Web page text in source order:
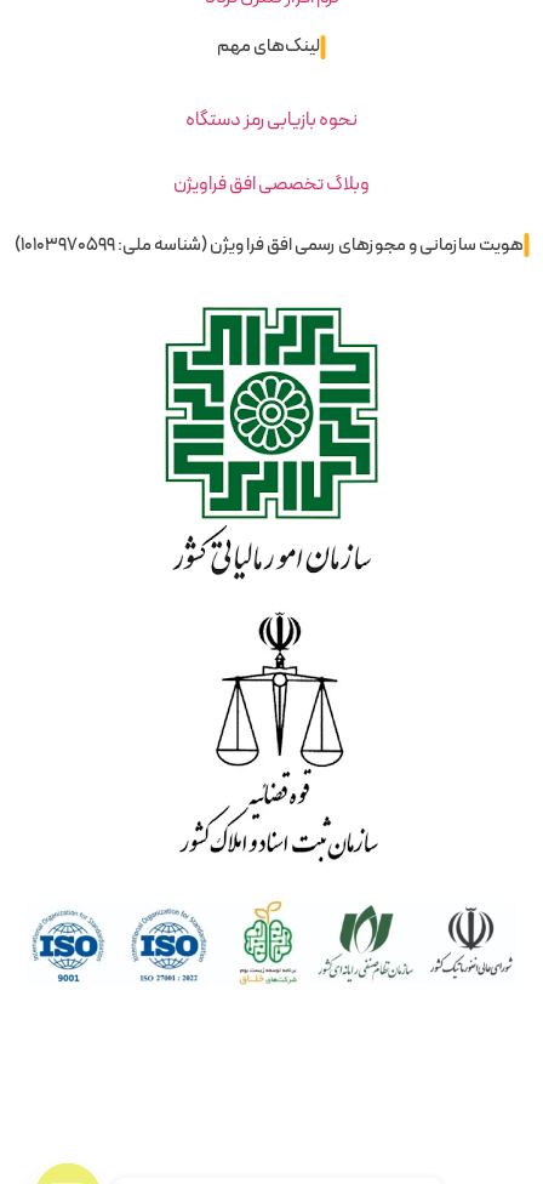
لینک‌های مهم
نحوه بازیابی رمز دستگاه
وبلاگ تخصصی افق فراویژن
هویت سازمانی و مجوزهای رسمی افق فرا ویژن (شناسه ملی: 10103970599)